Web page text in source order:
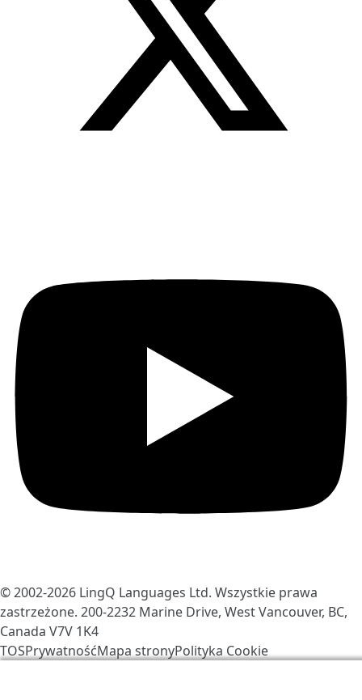
© 2002-2026 LingQ Languages Ltd. Wszystkie prawa
zastrzeżone. 200-2232 Marine Drive, West Vancouver, BC,
Canada V7V 1K4
TOSPrywatnośćMapa stronyPolityka Cookie